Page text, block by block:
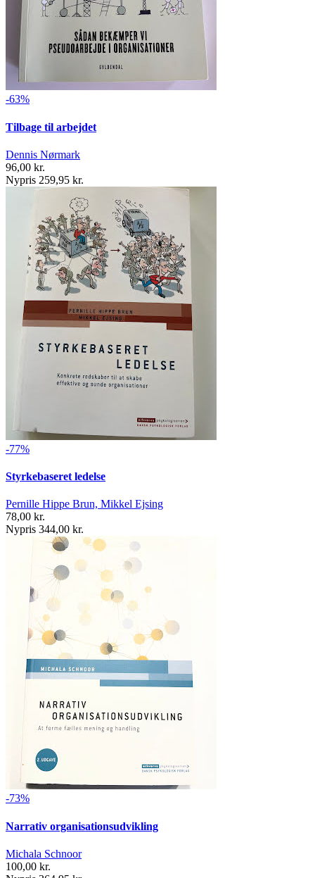
-63%
Tilbage til arbejdet
Dennis Nørmark
96,00 kr.
Nypris 259,95 kr.
-77%
Styrkebaseret ledelse
Pernille Hippe Brun, Mikkel Ejsing
78,00 kr.
Nypris 344,00 kr.
-73%
Narrativ organisationsudvikling
Michala Schnoor
100,00 kr.